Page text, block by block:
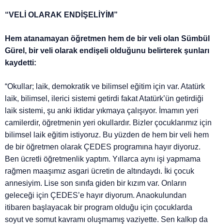
“VELİ OLARAK ENDİŞELİYİM”
Hem atanamayan öğretmen hem de bir veli olan Sümbül
Gürel, bir veli olarak endişeli olduğunu belirterek şunları
kaydetti:
“Okullar; laik, demokratik ve bilimsel eğitim için var. Atatürk
laik, bilimsel, ilerici sistemi getirdi fakat Atatürk’ün getirdiği
laik sistemi, şu anki iktidar yıkmaya çalışıyor. İmamın yeri
camilerdir, öğretmenin yeri okullardır. Bizler çocuklarımız için
bilimsel laik eğitim istiyoruz. Bu yüzden de hem bir veli hem
de bir öğretmen olarak ÇEDES programına hayır diyoruz.
Ben ücretli öğretmenlik yaptım. Yıllarca aynı işi yapmama
rağmen maaşımız asgari ücretin de altındaydı. İki çocuk
annesiyim. Lise son sınıfa giden bir kızım var. Onların
geleceği için ÇEDES’e hayır diyorum. Anaokulundan
itibaren başlayacak bir program olduğu için çocuklarda
soyut ve somut kavramı oluşmamış vaziyette. Sen kalkıp da